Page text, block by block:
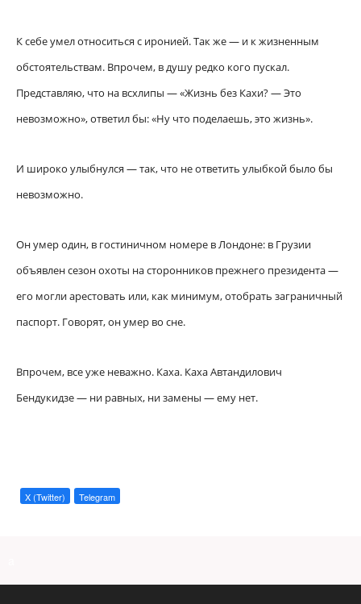
К себе умел относиться с иронией. Так же — и к жизненным
обстоятельствам. Впрочем, в душу редко кого пускал.
Представляю, что на всхлипы — «Жизнь без Кахи? — Это
невозможно», ответил бы: «Ну что поделаешь, это жизнь».
И широко улыбнулся — так, что не ответить улыбкой было бы
невозможно.
Он умер один, в гостиничном номере в Лондоне: в Грузии
объявлен сезон охоты на сторонников прежнего президента —
его могли арестовать или, как минимум, отобрать заграничный
паспорт. Говорят, он умер во сне.
Впрочем, все уже неважно. Каха. Каха Автандилович
Бендукидзе — ни равных, ни замены — ему нет.
X (Twitter) Telegram